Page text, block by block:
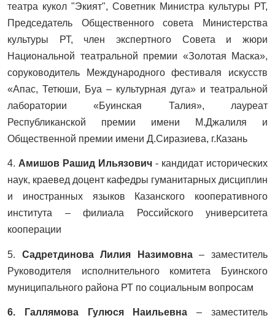
театра кукол "Экият", Советник Министра культуры РТ,
Председатель Общественного совета Министерства
культуры РТ, член экспертного Совета и жюри
Национальной театральной премии «Золотая Маска»,
соруководитель Международного фестиваля искусств
«Апас, Тетюши, Буа – культурная дуга» и театральной
лаборатории «Буинская Талия», лауреат
Республиканской премии имени М.Джалиля и
Общественной премии имени Д.Сиразиева, г.Казань
4. Амишов Рашид Ильязович - кандидат исторических
наук, краевед доцент кафедры гуманитарных дисциплин
и иностранных языков Казанского кооперативного
института – филиала Российского университета
кооперации
5. Садретдинова Лилия Назимовна– заместитель
Руководителя исполнительного комитета Буинского
муниципального района РТ по социальным вопросам
6. Галлямова Гулюся Наильевна – заместитель